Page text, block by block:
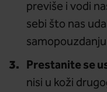
previše i vodi
sebi što nas
Prestanite se
nisi u koži